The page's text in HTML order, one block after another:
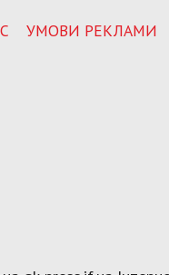
УМОВИ РЕКЛАМИ